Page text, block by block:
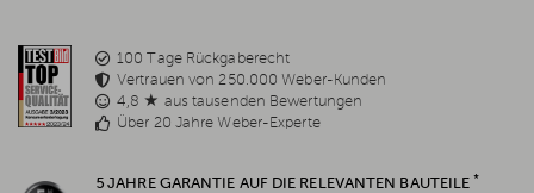
100 Tage Rückgaberecht
Vertrauen von 250.000 Weber-Kunden
4,8 ★ aus tausenden Bewertungen
Über 20 Jahre Weber-Experte
5 JAHRE GARANTIE AUF DIE RELEVANTEN BAUTEILE *